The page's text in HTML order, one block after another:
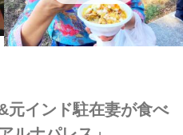
元インド駐在妻が食べ